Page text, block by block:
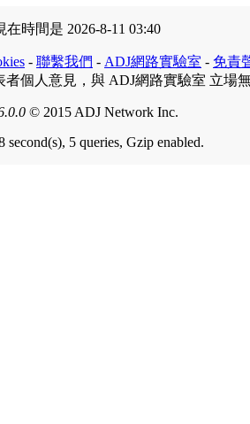
時間是 2026-8-11 03:40
- 聯繫我們 - ADJ網路實驗室 - 免責
者個人意見，與 ADJ網路實驗室 立場
© 2015 ADJ Network Inc.
second(s), 5 queries, Gzip enabled.